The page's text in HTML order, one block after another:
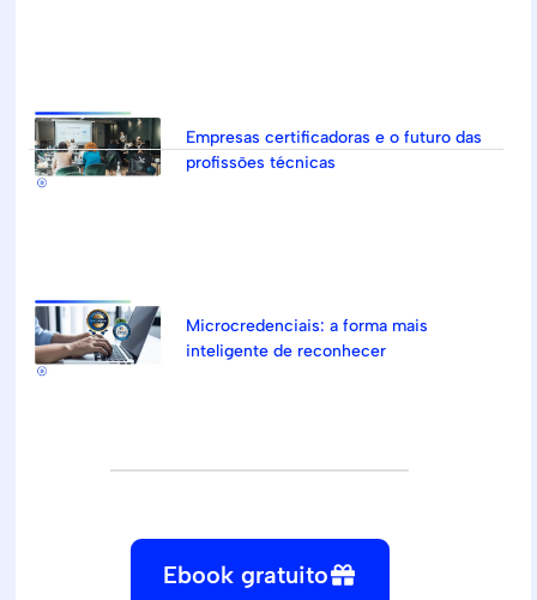
Empresas certificadoras e o futuro das
profissões técnicas
Microcredenciais: a forma mais
inteligente de reconhecer
Ebook gratuito